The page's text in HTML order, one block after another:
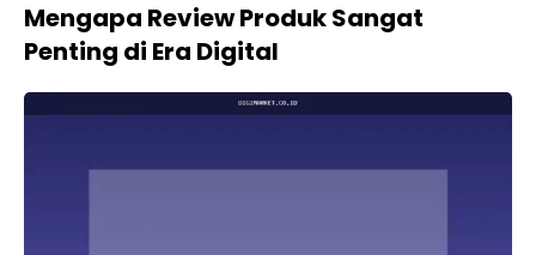
Mengapa Review Produk Sangat
Penting di Era Digital